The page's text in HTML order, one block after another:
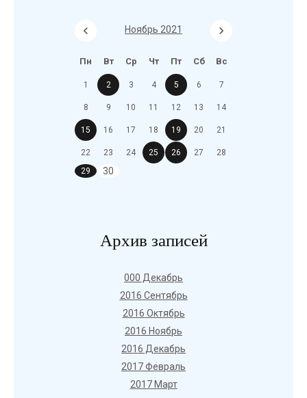
Ноябрь 2021
Пн Вт Ср Чт Пт Сб Вс
1 2 3 4 5 6 7
8 9 10 11 12 13 14
15 16 17 18 19 20 21
22 23 24 25 26 27
28
29
30
Архив записей
000 Декабрь
2016 Сентябрь
2016 Октябрь
2016 Ноябрь
2016 Декабрь
2017 Февраль
2017 Март